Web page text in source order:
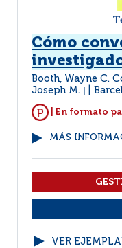
Cómo
Booth, Wayne C.
Joseph M.
| En formato
MÁS
VER